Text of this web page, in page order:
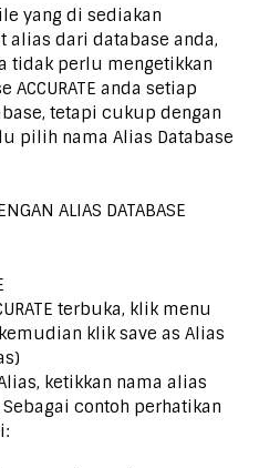
yang di sediakan
alias dari database anda,
tidak perlu mengetikkan
anda setiap
tetapi cukup dengan
pilih nama Alias Database
ALIAS DATABASE
terbuka, klik menu
klik save as Alias
ketikkan nama alias
contoh perhatikan